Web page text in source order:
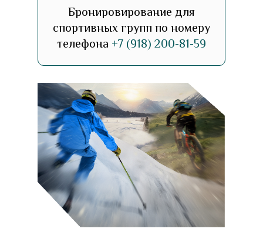
Бронировирование для
спортивных групп по номеру
телефона +7 (918) 200-81-59